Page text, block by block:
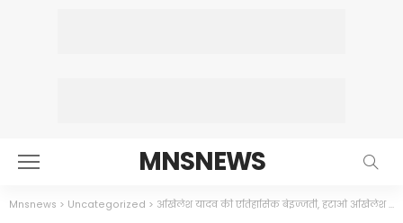
MNSNEWS
Mnsnews > Uncategorized > अखिलेश यादव की एतिहासिक बेइज्जती, हटाओ अखिलेश वखिलेश…..